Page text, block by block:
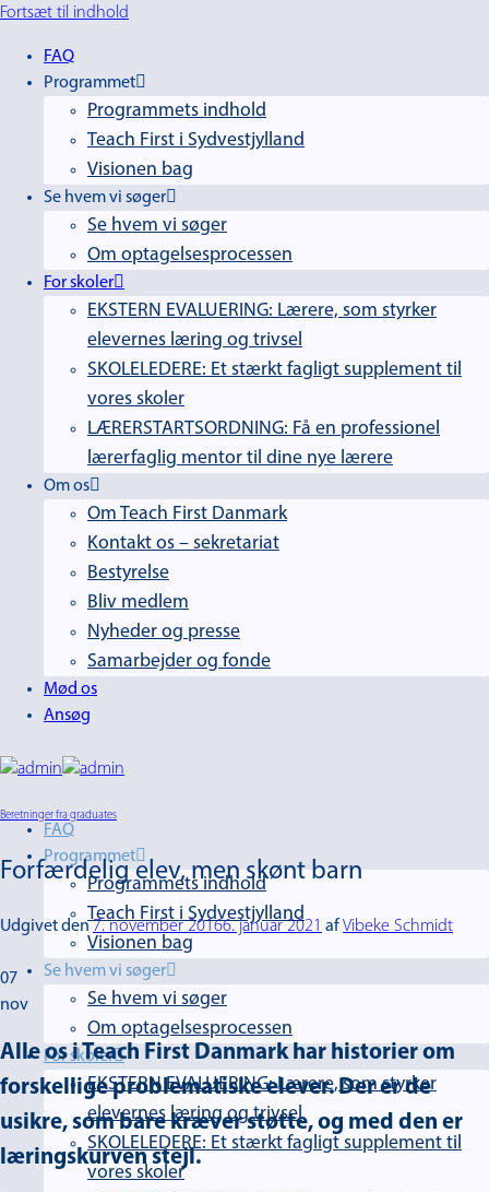
Fortsæt til indhold
FAQ
Programmet
Programmets indhold
Teach First i Sydvestjylland
Visionen bag
Se hvem vi søger
Se hvem vi søger
Om optagelsesprocessen
For skoler
EKSTERN EVALUERING: Lærere, som styrker
elevernes læring og trivsel
SKOLELEDERE: Et stærkt fagligt supplement til
vores skoler
LÆRERSTARTSORDNING: Få en professionel
lærerfaglig mentor til dine nye lærere
Om os
Om Teach First Danmark
Kontakt os – sekretariat
Bestyrelse
Bliv medlem
Nyheder og presse
Samarbejder og fonde
Mød os
Ansøg
FAQ
Programmet
Programmets indhold
Teach First i Sydvestjylland
Visionen bag
Se hvem vi søger
Se hvem vi søger
Om optagelsesprocessen
For skoler
EKSTERN EVALUERING: Lærere, som styrker
elevernes læring og trivsel
SKOLELEDERE: Et stærkt fagligt supplement til
vores skoler
Beretninger fra graduates
Forfærdelig elev, men skønt barn
Udgivet den7. november 20166. januar 2021 afVibeke Schmidt
07
nov
Alle os i Teach First Danmark har historier om
forskellige problematiske elever. Der er de
usikre, som bare kræver støtte, og med den er
læringskurven stejl.